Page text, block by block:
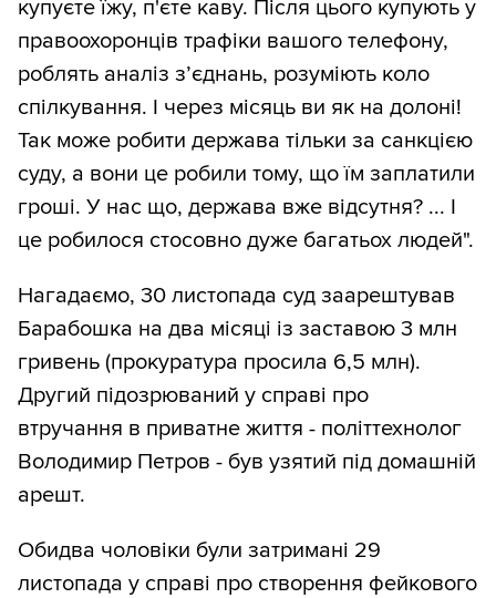
купуєте їжу, п'єте каву. Після цього купують у
правоохоронців трафіки вашого телефону,
роблять аналіз з’єднань, розуміють коло
спілкування. І через місяць ви як на долоні!
Так може робити держава тільки за санкцією
суду, а вони це робили тому, що їм заплатили
гроші. У нас що, держава вже відсутня? ... І
це робилося стосовно дуже багатьох людей".
Нагадаємо, 30 листопада суд заарештував
Барабошка на два місяці із заставою 3 млн
гривень (прокуратура просила 6,5 млн).
Другий підозрюваний у справі про
втручання в приватне життя - політтехнолог
Володимир Петров - був узятий під домашній
арешт.
Обидва чоловіки були затримані 29
листопада у справі про створення фейкового